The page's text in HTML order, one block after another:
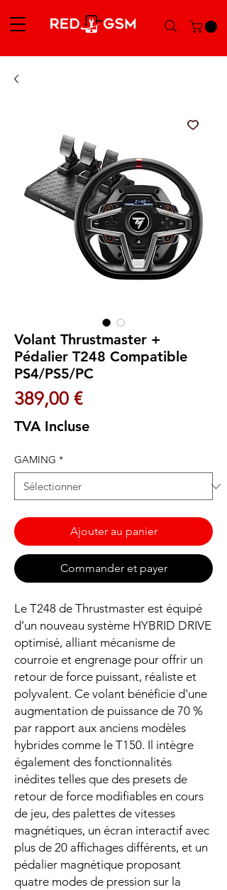
Volant Thrustmaster +
Pédalier T248 Compatible
PS4/PS5/PC
389,00 €Prix
TVA Incluse
GAMING *
Ajouter au panier
Commander et payer
Le T248 de Thrustmaster est équipé
d’un nouveau système HYBRID DRIVE
optimisé, alliant mécanisme de
courroie et engrenage pour offrir un
retour de force puissant, réaliste et
polyvalent. Ce volant bénéficie d'une
augmentation de puissance de 70 %
par rapport aux anciens modèles
hybrides comme le T150. Il intègre
également des fonctionnalités
inédites telles que des presets de
retour de force modifiables en cours
de jeu, des palettes de vitesses
magnétiques, un écran interactif avec
plus de 20 affichages différents, et un
pédalier magnétique proposant
quatre modes de pression sur la